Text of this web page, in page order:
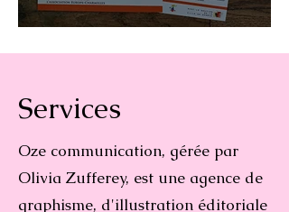
Services
Oze communication, gérée par
Olivia Zufferey, est une agence de
graphisme, d'illustration éditoriale